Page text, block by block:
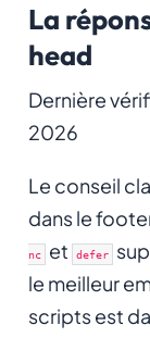
La
head
Dernière
2026
Le conseil
dans le
nc et defer
le meilleur
scripts est